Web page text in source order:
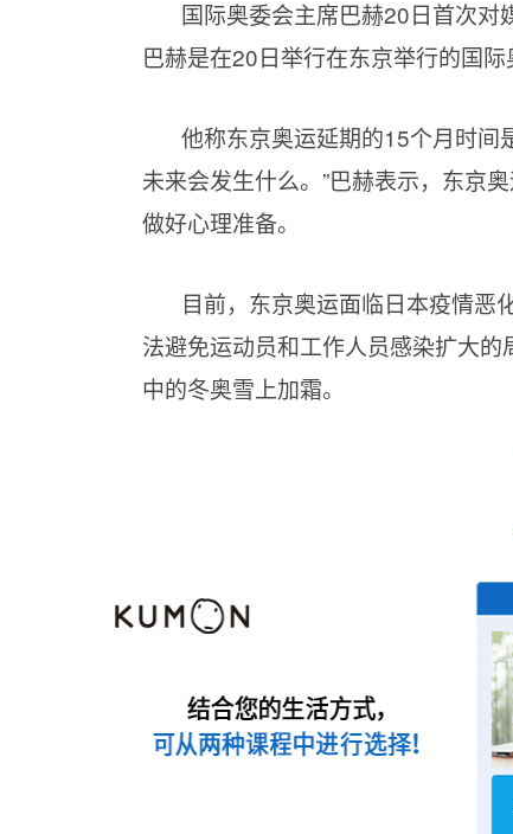
国际奥委会主席巴赫20日首次对
巴赫是在20日举行在东京举行的国际
他称东京奥运延期的15个月时间
未来会发生什么。”巴赫表示，东京
做好心理准备。
目前，东京奥运面临日本疫情恶
法避免运动员和工作人员感染扩大
中的冬奥雪上加霜。